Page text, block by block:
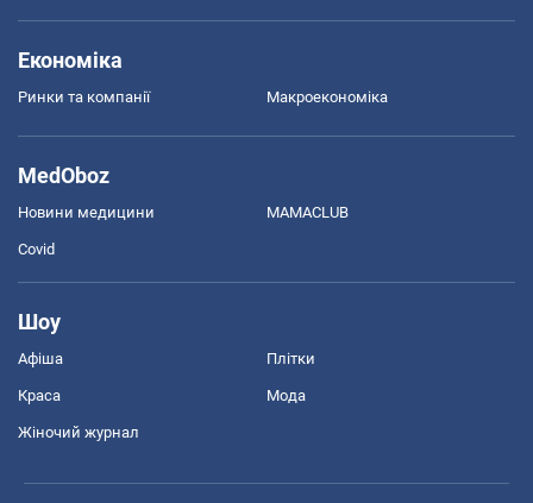
Економіка
Ринки та компанії Макроекономіка
MedOboz
Новини медицини MAMACLUB
Covid
Шоу
Афіша Плітки
Краса Мода
Жіночий журнал